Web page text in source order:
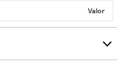
Valor